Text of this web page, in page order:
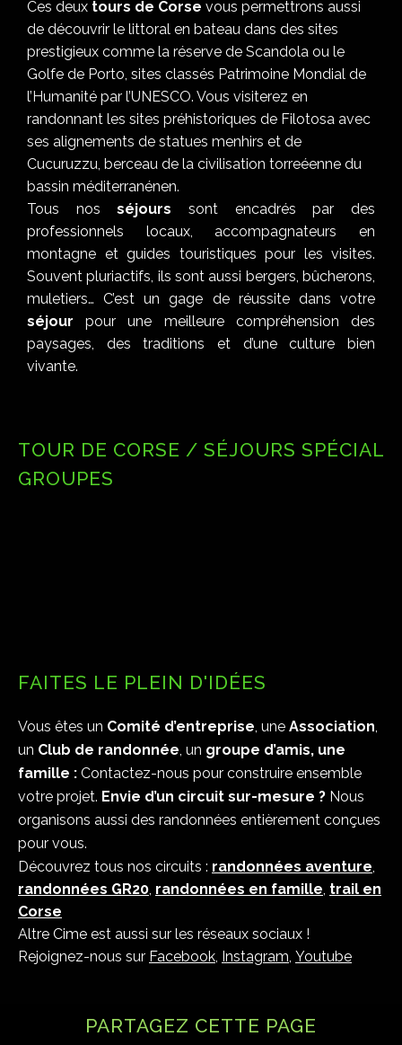
Ces deux tours de Corse vous permettrons aussi
de découvrir le littoral en bateau dans des sites
prestigieux comme la réserve de Scandola ou le
Golfe de Porto, sites classés Patrimoine Mondial de
l’Humanité par l’UNESCO. Vous visiterez en
randonnant les sites préhistoriques de Filotosa avec
ses alignements de statues menhirs et de
Cucuruzzu, berceau de la civilisation torreéenne du
bassin méditerranénen.
Tous nosséjours sont encadrés par des
professionnels locaux, accompagnateurs en
montagne et guides touristiques pour les visites.
Souvent pluriactifs, ils sont aussi bergers, bûcherons,
muletiers… C’est un gage de réussite dans votre
séjourpour une meilleure compréhension des
paysages, des traditions et d’une culture bien
vivante.
TOUR DE CORSE / SÉJOURS SPÉCIAL
GROUPES
FAITES LE PLEIN D'IDÉES
Vous êtes un Comité d’entreprise , une Association
un Club de randonnée , un groupe d’amis, une
famille : Contactez-nous pour construire ensemble
votre projet. Envie d’un circuit sur-mesure ? Nous
organisons aussi des randonnées entièrement conçues
pour vous.
Découvrez tous nos circuits : randonnées aventure
randonnées GR20 randonnées en famille trail en
Corse
Altre Cime est aussi sur les réseaux sociaux !
Rejoignez-nous sur Facebook Instagram Youtube
PARTAGEZ CETTE PAGE